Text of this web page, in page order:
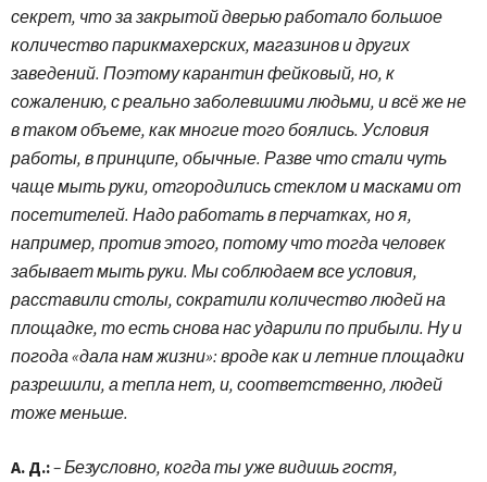
секрет, что за закрытой дверью работало большое
количество парикмахерских, магазинов и других
заведений. Поэтому карантин фейковый, но, к
сожалению, с реально заболевшими людьми, и всё же не
в таком объеме, как многие того боялись. Условия
работы, в принципе, обычные. Разве что стали чуть
чаще мыть руки, отгородились стеклом и масками от
посетителей. Надо работать в перчатках, но я,
например, против этого, потому что тогда человек
забывает мыть руки. Мы соблюдаем все условия,
расставили столы, сократили количество людей на
площадке, то есть снова нас ударили по прибыли. Ну и
погода «дала нам жизни»: вроде как и летние площадки
разрешили, а тепла нет, и, соответственно, людей
тоже меньше.
А. Д.:– Безусловно, когда ты уже видишь гостя,